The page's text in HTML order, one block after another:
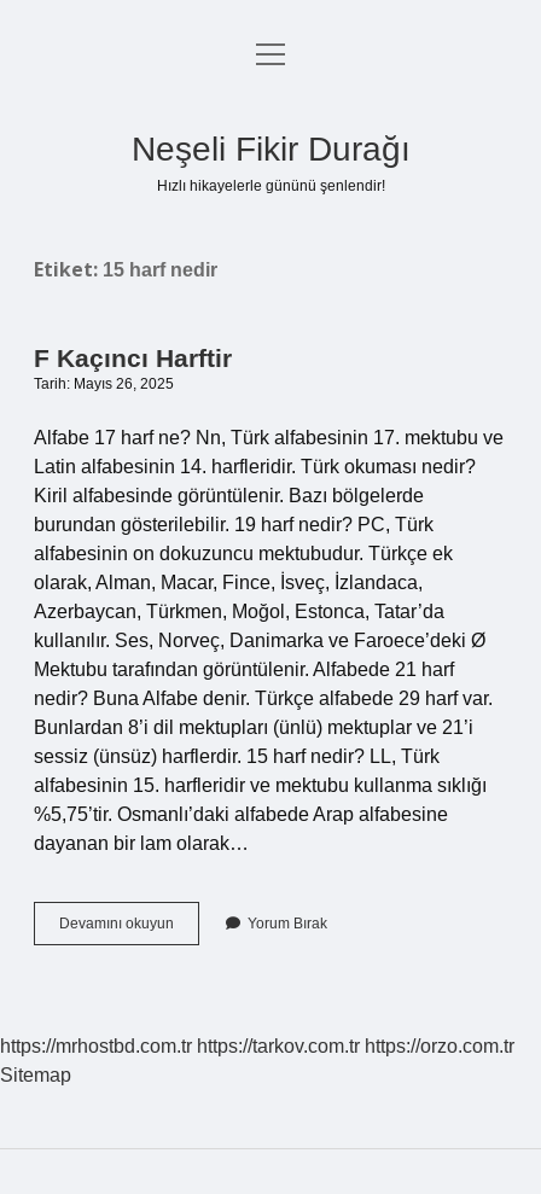
Anasayfa
menüyü
Neşeli Fikir Durağı
Hızlı hikayelerle gününü şenlendir!
Etiket: 15 harf nedir
F Kaçıncı Harftir
Tarih: Mayıs 26, 2025
Alfabe 17 harf ne? Nn, Türk alfabesinin 17. mektubu ve
Latin alfabesinin 14. harfleridir. Türk okuması nedir?
Kiril alfabesinde görüntülenir. Bazı bölgelerde
burundan gösterilebilir. 19 harf nedir? PC, Türk
alfabesinin on dokuzuncu mektubudur. Türkçe ek
olarak, Alman, Macar, Fince, İsveç, İzlandaca,
Azerbaycan, Türkmen, Moğol, Estonca, Tatar’da
kullanılır. Ses, Norveç, Danimarka ve Faroece’deki Ø
Mektubu tarafından görüntülenir. Alfabede 21 harf
nedir? Buna Alfabe denir. Türkçe alfabede 29 harf var.
Bunlardan 8’i dil mektupları (ünlü) mektuplar ve 21’i
sessiz (ünsüz) harflerdir. 15 harf nedir? LL, Türk
alfabesinin 15. harfleridir ve mektubu kullanma sıklığı
%5,75’tir. Osmanlı’daki alfabede Arap alfabesine
dayanan bir lam olarak…
Devamını okuyun
Kaçıncı
Yorum Bırak
https://mrhostbd.com.tr https://tarkov.com.tr https://orzo.com.tr
Sitemap